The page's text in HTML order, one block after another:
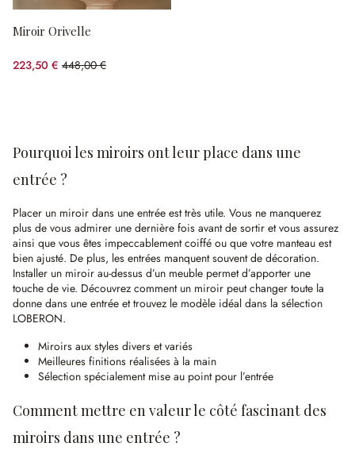
Miroir Orivelle
223,50 € 448,00 €
(50.11%spared)
Pourquoi les miroirs ont leur place dans une
entrée ?
Placer un miroir dans une entrée est très utile. Vous ne manquerez
plus de vous admirer une dernière fois avant de sortir et vous assurez
ainsi que vous êtes impeccablement coiffé ou que votre manteau est
bien ajusté. De plus, les entrées manquent souvent de décoration.
Installer un miroir au-dessus d’un meuble permet d’apporter une
touche de vie. Découvrez comment un miroir peut changer toute la
donne dans une entrée et trouvez le modèle idéal dans la sélection
LOBERON.
Miroirs aux styles divers et variés
Meilleures finitions réalisées à la main
Sélection spécialement mise au point pour l’entrée
Comment mettre en valeur le côté fascinant des
miroirs dans une entrée ?